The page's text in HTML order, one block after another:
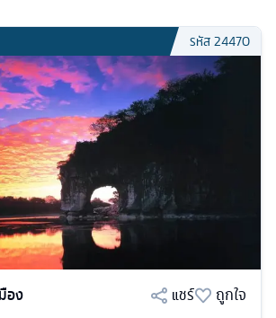
รหัส24470
อง แชร์
ถูกใจ